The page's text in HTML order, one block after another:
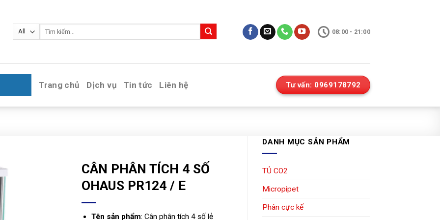
Tìm
08:00 - 21:00
Trang chủ Dịch vụ Tin tức Liên hệ Tư vấn: 0969178792
DANH MỤC SẢN PHẨM
TỦ CO2
Micropipet
Phân cực kế
CÂN PHÂN TÍCH 4 SỐ
OHAUS PR124 / E
Tên sản phẩm: Cân phân tích 4 số lẻ